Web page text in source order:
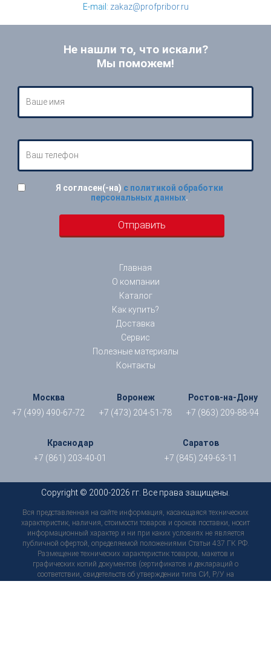
E-mail: zakaz@profpribor.ru
Не нашли то, что искали?
Мы поможем!
Я согласен(-на) с политикой обработки
персональных данных.
Главная
О компании
Каталог
Как купить?
Доставка
Сервис
Полезные материалы
Контакты
Москва
+7 (499) 490-67-72
Воронеж
+7 (473) 204-51-78
Ростов-на-Дону
+7 (863) 209-88-94
Краснодар
+7 (861) 203-40-01
Саратов
+7 (845) 249-63-11
Copyright © 2000-2026 гг. Все права защищены.
Вся представленная на сайте информация, касающаяся технических
характеристик, наличия, стоимости товаров и сроков поставки, носит
информационный характер и ни при каких условиях не является
публичной офертой, определяемой положениями Статьи 437 ГК РФ.
Размещение технических характеристик товаров, макетов и
графических копий документов (сертификатов и деклараций о
соответствии, свидетельств об утверждении типа СИ, Р/У на